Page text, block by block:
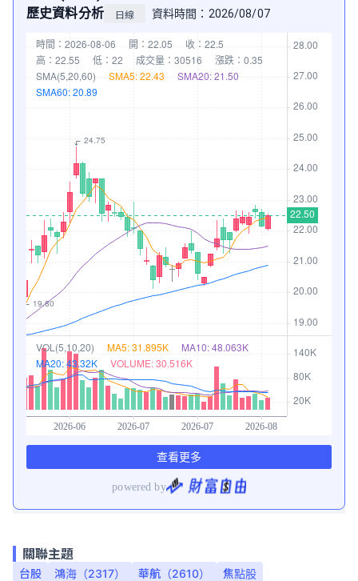
關聯主題
台股 鴻海（2317） 華航（2610） 焦點股